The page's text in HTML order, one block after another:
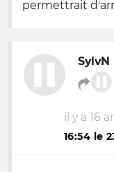
permettrait
SylvN
il y a 16
16:54 le